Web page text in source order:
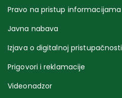
Pravo na pristup informacijama
Javna nabava
Izjava o digitalnoj pristupačnosti
Prigovori i reklamacije
Videonadzor